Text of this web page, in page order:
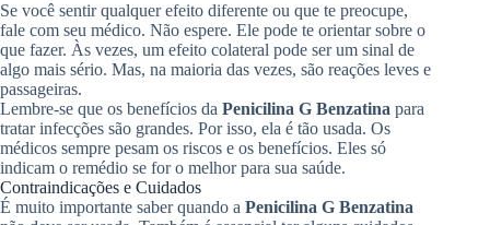
Se você sentir qualquer efeito diferente ou que te preocupe,
fale com seu médico. Não espere. Ele pode te orientar sobre o
que fazer. Às vezes, um efeito colateral pode ser um sinal de
algo mais sério. Mas, na maioria das vezes, são reações leves e
passageiras.
Lembre-se que os benefícios da Penicilina G Benzatina para
tratar infecções são grandes. Por isso, ela é tão usada. Os
médicos sempre pesam os riscos e os benefícios. Eles só
indicam o remédio se for o melhor para sua saúde.
Contraindicações e Cuidados
É muito importante saber quando a Penicilina G Benzatina